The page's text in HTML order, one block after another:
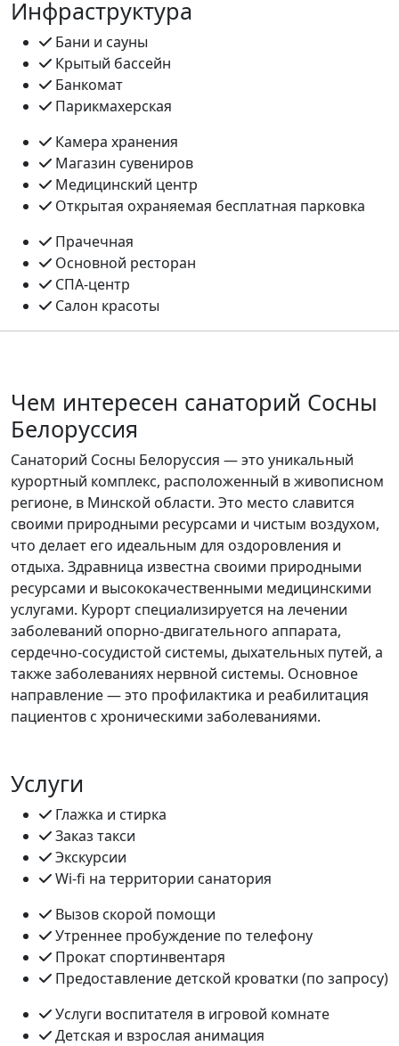
Инфраструктура
Бани и сауны
Крытый бассейн
Банкомат
Парикмахерская
Камера хранения
Магазин сувениров
Медицинский центр
Открытая охраняемая бесплатная парковка
Прачечная
Основной ресторан
СПА-центр
Салон красоты
Чем интересен санаторий Сосны
Белоруссия
Санаторий Сосны Белоруссия — это уникальный
курортный комплекс, расположенный в живописном
регионе, в Минской области. Это место славится
своими природными ресурсами и чистым воздухом,
что делает его идеальным для оздоровления и
отдыха. Здравница известна своими природными
ресурсами и высококачественными медицинскими
услугами. Курорт специализируется на лечении
заболеваний опорно-двигательного аппарата,
сердечно-сосудистой системы, дыхательных путей, а
также заболеваниях нервной системы. Основное
направление — это профилактика и реабилитация
пациентов с хроническими заболеваниями.
Услуги
Глажка и стирка
Заказ такси
Экскурсии
Wi-fi на территории санатория
Вызов скорой помощи
Утреннее пробуждение по телефону
Прокат спортинвентаря
Предоставление детской кроватки (по запросу)
Услуги воспитателя в игровой комнате
Детская и взрослая анимация